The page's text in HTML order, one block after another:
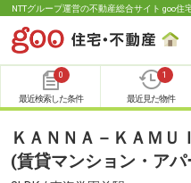
NTTグループ運営の不動産総合サイト goo住
0
最近検索した条件
1
最近見た物件
ＫＡＮＮＡ－ＫＡＭＵ
(賃貸マンション・アパ